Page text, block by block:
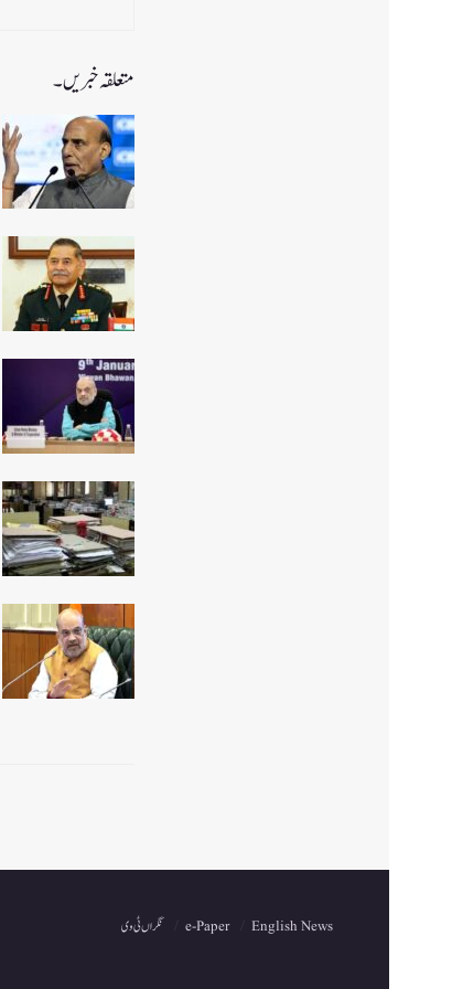
متعلقہ خبریں۔
English News
e-Paper نگراں ٹی وی